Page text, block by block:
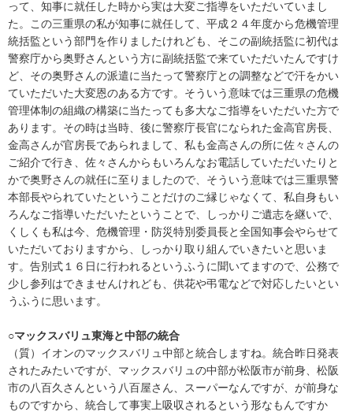
って、知事に就任した時から実は大変ご指導をいただいていまし
た。この三重県の私が知事に就任して、平成２４年度から危機管理
統括監という部門を作りましたけれども、そこの副統括監に初代は
警察庁から奥野さんという方に副統括監で来ていただいたんですけ
ど、その奥野さんの派遣に当たって警察庁との調整などで汗をかい
ていただいた大変恩のある方です。そういう意味では三重県の危機
管理体制の組織の構築に当たっても多大なご指導をいただいた方で
あります。その時は当時、後に警察庁長官になられた金高官房長、
金高さんが官房長であられまして、私も金高さんの所に佐々さんの
ご紹介で行き、佐々さんからもいろんなお電話していただいたりと
かで奥野さんの就任に至りましたので、そういう意味では三重県警
本部長やられていたということだけのご縁じゃなくて、私自身もい
ろんなご指導いただいたということで、しっかりご遺志を継いで、
くしくも私は今、危機管理・防災特別委員長と全国知事会やらせて
いただいておりますから、しっかり取り組んでいきたいと思いま
す。告別式１６日に行われるというふうに聞いてますので、公務で
少し参列はできませんけれども、供花や弔電などで対応したいとい
うふうに思います。
○マックスバリュ東海と中部の統合
（質）イオンのマックスバリュ中部と統合しますね。統合昨日発表
されたみたいですが、マックスバリュの中部が松阪市が前身、松阪
市の八百久さんという八百屋さん、スーパーなんですが、が前身な
ものですから、統合して事実上吸収されるという形なもんですか